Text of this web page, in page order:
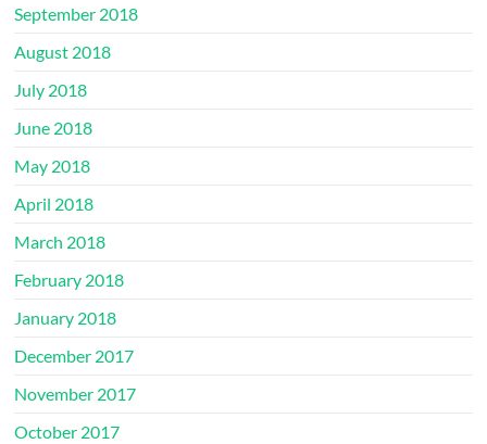
September 2018
August 2018
July 2018
June 2018
May 2018
April 2018
March 2018
February 2018
January 2018
December 2017
November 2017
October 2017